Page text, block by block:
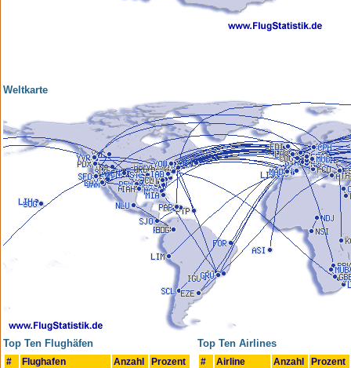
Weltkarte
Top Ten Flughäfen
# Flughafen Anzahl Prozent
Top Ten Airlines
# Airline Anzahl Prozent